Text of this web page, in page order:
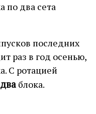
по два сета
последних
раз в год осенью,
С ротацией
блока.